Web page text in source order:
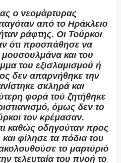
ο νεομάρτυρας
από το Ηράκλειο
ράφτης. Οι Τούρκοι
ότι προσπάθησε να
και του
του εξισλαμισμού ή
δεν απαρνήθηκε την
σκληρά και
φορά τού ζητήθηκε
όμως δεν το
τον κρέμασαν.
καθώς οδηγούταν προς
φίλησε τα πόδια του
το μαρτύριό
τελευταία του πνοή το